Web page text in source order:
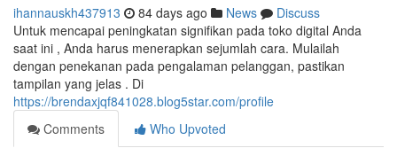
ihannauskh437913 84 days ago News
Discuss
Untuk mencapai peningkatan signifikan pada toko digital Anda
saat ini , Anda harus menerapkan sejumlah cara. Mulailah
dengan penekanan pada pengalaman pelanggan, pastikan
tampilan yang jelas . Di
https://brendaxjqf841028.blog5star.com/profile
Comments
Who Upvoted